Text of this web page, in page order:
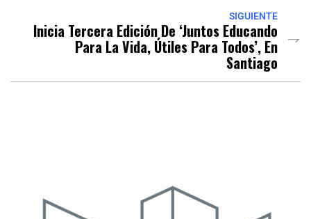
SIGUIENTE
Inicia Tercera Edición De ‘Juntos Educando
Para La Vida, Útiles Para Todos’, En
Santiago